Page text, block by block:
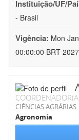
Instituição/UF/
- Brasil
Vigência: Mon
00:00:00 BRT 2027
CIÊNCIAS AGRÁRIAS
Agronomia